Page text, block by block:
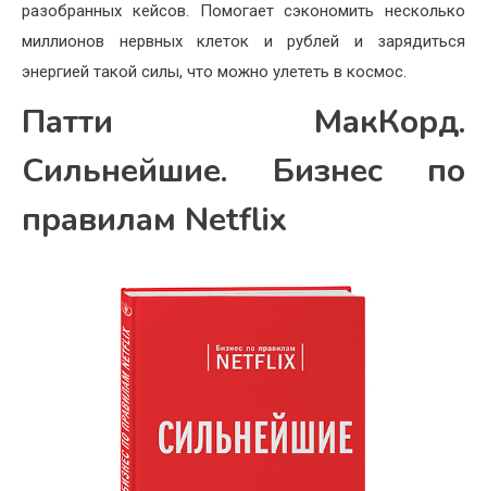
разобранных кейсов. Помогает сэкономить несколько
миллионов нервных клеток и рублей и зарядиться
энергией такой силы, что можно улететь в космос.
Патти МакКорд.
Сильнейшие. Бизнес по
правилам Netflix